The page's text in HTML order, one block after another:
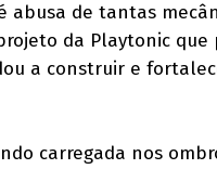
abusa de tantas
da Playtonic que
a construir e
carregada nos